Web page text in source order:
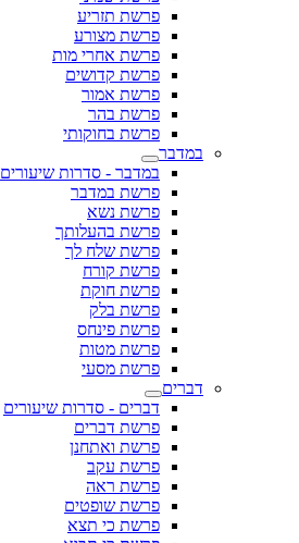
פרשת תזריע
פרשת מצורע
פרשת אחרי מות
פרשת קדושים
פרשת אמור
פרשת בהר
פרשת בחוקותי
במדבר
במדבר - סדרות שיעורים
פרשת במדבר
פרשת נשא
פרשת בהעלותך
פרשת שלח לך
פרשת קורח
פרשת חוקת
פרשת בלק
פרשת פינחס
פרשת מטות
פרשת מסעי
דברים
דברים - סדרות שיעורים
פרשת דברים
פרשת ואתחנן
פרשת עקב
פרשת ראה
פרשת שופטים
פרשת כי תצא